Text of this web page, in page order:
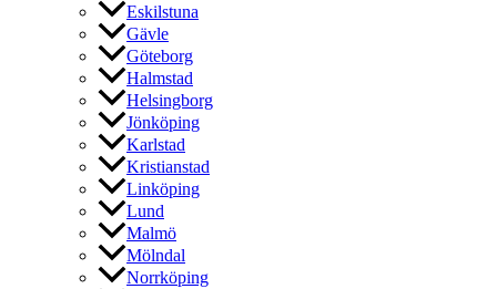
Eskilstuna
Gävle
Göteborg
Halmstad
Helsingborg
Jönköping
Karlstad
Kristianstad
Linköping
Lund
Malmö
Mölndal
Norrköping